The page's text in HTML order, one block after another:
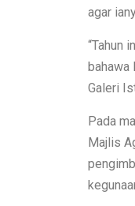
agar
“Tahun
bahawa
Galeri
Pada
Majlis